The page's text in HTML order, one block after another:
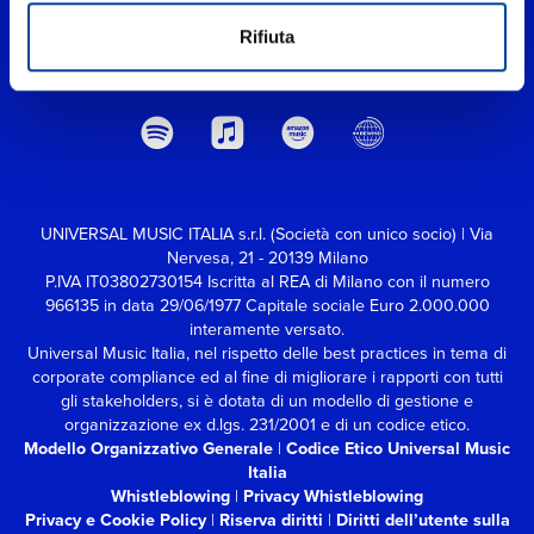
Rifiuta
UNIVERSAL MUSIC ITALIA s.r.l. (Società con unico socio) | Via
Nervesa, 21 - 20139 Milano
P.IVA IT03802730154 Iscritta al REA di Milano con il numero
966135 in data 29/06/1977 Capitale sociale Euro 2.000.000
interamente versato.
Universal Music Italia, nel rispetto delle best practices in tema di
corporate compliance ed al fine di migliorare i rapporti con tutti
gli stakeholders, si è dotata di un modello di gestione e
organizzazione ex d.lgs. 231/2001 e di un codice etico.
Modello Organizzativo Generale | Codice Etico Universal Music
Italia
Whistleblowing | Privacy Whistleblowing
Privacy e Cookie Policy| Riserva diritti | Diritti dell’utente sulla